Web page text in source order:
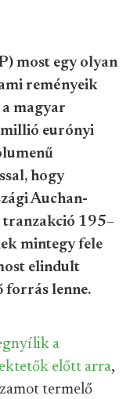
most egy olyan
reményeik
magyar
eurónyi
hogy
Auchan-
195–
mintegy fele
elindult
forrás lenne.
a
előtt arra,
termelő